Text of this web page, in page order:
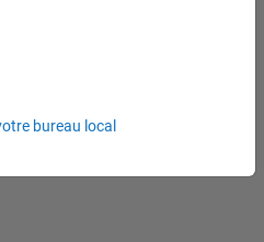
Engineer
bureau local